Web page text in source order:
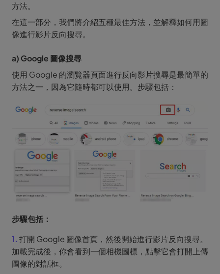
方法。
在這一部分，我們將介紹五種最佳方法，並解釋如何用圖
像進行影片反向搜尋。
a) Google 圖像搜尋
使用 Google 的瀏覽器頁面進行反向影片搜尋是最簡單的
方法之一，因為它隨時都可以使用。步驟包括：
步驟包括：
1. 打開 Google 圖像首頁，然後開始進行影片反向搜尋。
加載完成後，你會看到一個相機圖標，點擊它會打開上傳
圖像的對話框。